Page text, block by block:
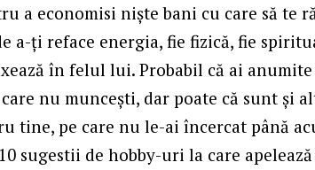
a economisi niște bani cu care să te
a-ți reface energia, fie fizică, fie
în felul lui. Probabil că ai
nu muncești, dar poate că sunt și
tine, pe care nu le-ai încercat până
sugestii de hobby-uri la care